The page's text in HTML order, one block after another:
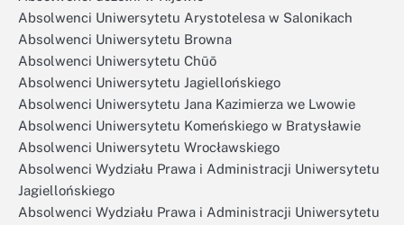
Absolwenci Uniwersytetu Arystotelesa w Salonikach
Absolwenci Uniwersytetu Browna
Absolwenci Uniwersytetu Chūō
Absolwenci Uniwersytetu Jagiellońskiego
Absolwenci Uniwersytetu Jana Kazimierza we Lwowie
Absolwenci Uniwersytetu Komeńskiego w Bratysławie
Absolwenci Uniwersytetu Wrocławskiego
Absolwenci Wydziału Prawa i Administracji Uniwersytetu
Jagiellońskiego
Absolwenci Wydziału Prawa i Administracji Uniwersytetu